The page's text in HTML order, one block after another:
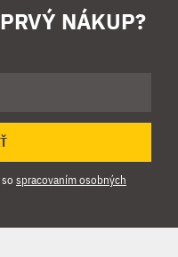
NÁKUP?
spracovaním osobných